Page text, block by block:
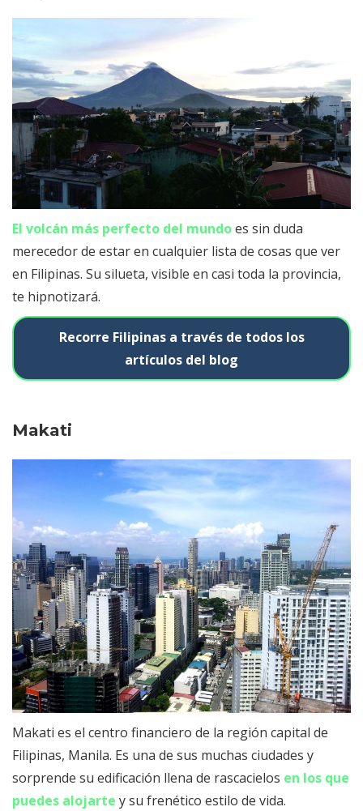
El volcán más perfecto del mundoes sin duda
merecedor de estar en cualquier lista de cosas que ver
en Filipinas. Su silueta, visible en casi toda la provincia,
te hipnotizará.
Recorre Filipinas a través de todos los
artículos del blog
Makati
Makati es el centro financiero de la región capital de
Filipinas, Manila. Es una de sus muchas ciudades y
sorprende su edificación llena de rascacielos en los que
puedes alojarte y su frenético estilo de vida.